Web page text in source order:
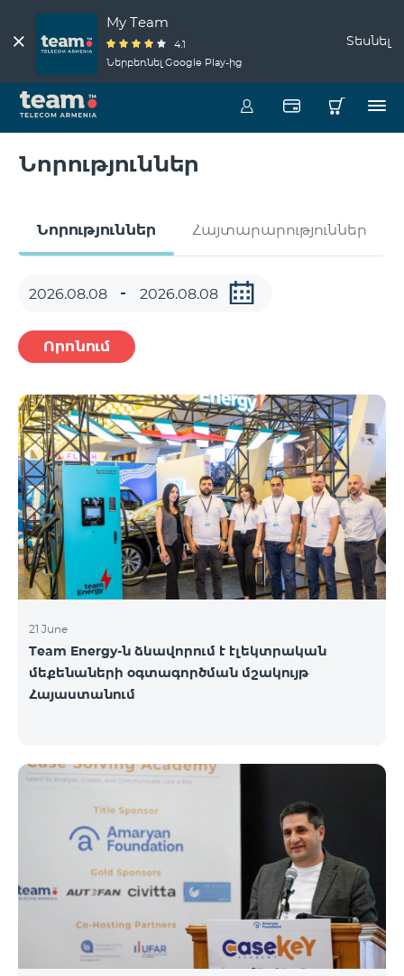
My Team
4.1
Ներբեռնել Google Play-ից
Տեսնել
Նորություններ
Նորություններ Հայտարարություններ
Որոնում
21 June
Team Energy-ն ձևավորում է էլեկտրական
մեքենաների օգտագործման մշակույթ
Հայաստանում